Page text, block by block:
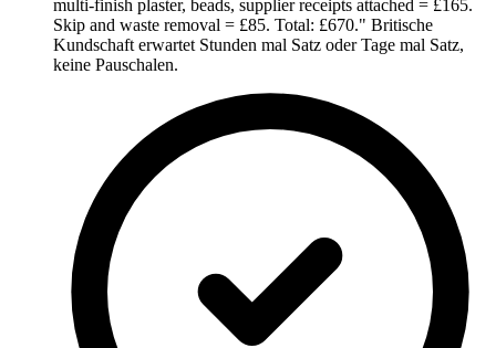
multi-finish plaster, beads, supplier receipts attached = £165.
Skip and waste removal = £85. Total: £670." Britische
Kundschaft erwartet Stunden mal Satz oder Tage mal Satz,
keine Pauschalen.